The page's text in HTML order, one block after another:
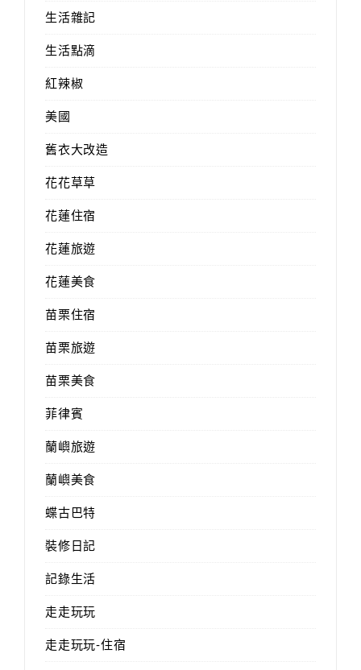
生活雜記
生活點滴
紅辣椒
美國
舊衣大改造
花花草草
花蓮住宿
花蓮旅遊
花蓮美食
苗栗住宿
苗栗旅遊
苗栗美食
菲律賓
蘭嶼旅遊
蘭嶼美食
蝶古巴特
裝修日記
記錄生活
走走玩玩
走走玩玩-住宿